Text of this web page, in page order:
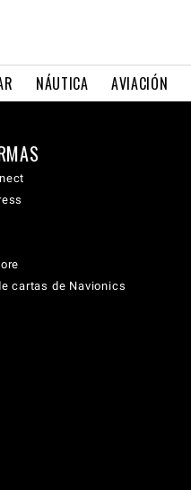
NÁUTICA AVIACIÓN
cartas de Navionics